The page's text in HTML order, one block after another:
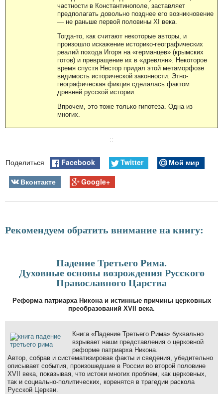
частности в Константинополе, заставляет
предполагать довольно позднее его возникновение
— не раньше первой половины XI века.
Тогда-то, как считают некоторые авторы, и
произошло искажение историко-географических
реалий похода Игоря на «германцев» (крымских
готов) и превращение их в «древлян». Некоторое
время спустя Нестор придал этой метаморфозе
видимость исторической законности. Этно-
географическая фикция сделалась фактом
древней русской истории.
Впрочем, это тоже только гипотеза. Одна из
многих.
::
Поделиться Facebook Twitter
Мой мир
Вконтакте
Google+
Рекомендуем обратить внимание на книгу:
Падение Третьего Рима.
Духовные основы возрождения Русского
Православного Царства
Реформа патриарха Никона и истинные причины церковных
преобразований XVII века.
Книга «Падение Третьего Рима» буквально
взрывает наши представления о церковной
реформе патриарха Никона.
Автор, собрав и систематизировав факты и сведения, убедительно
описывает события, произошедшие в России во второй половине
XVII века, показывая, что истоки многих проблем, как церковных,
так и социально-политических, коренятся в трагедии раскола
Русской Церкви.